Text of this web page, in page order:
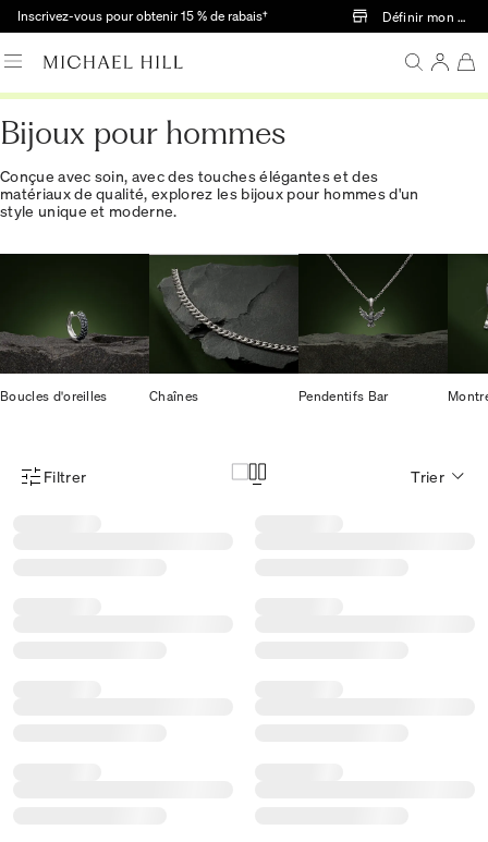
Passer au contenu principal
Inscrivez-vous pour obtenir 15 % de rabais† Définir mon
Bijoux pour hommes
Conçue avec soin, avec des touches élégantes et des
matériaux de qualité, explorez les bijoux pour hommes d'un
style unique et moderne.
Boucles d'oreilles Chaînes Pendentifs Bar
Menu des filtres d'articles
Filtrer Trier